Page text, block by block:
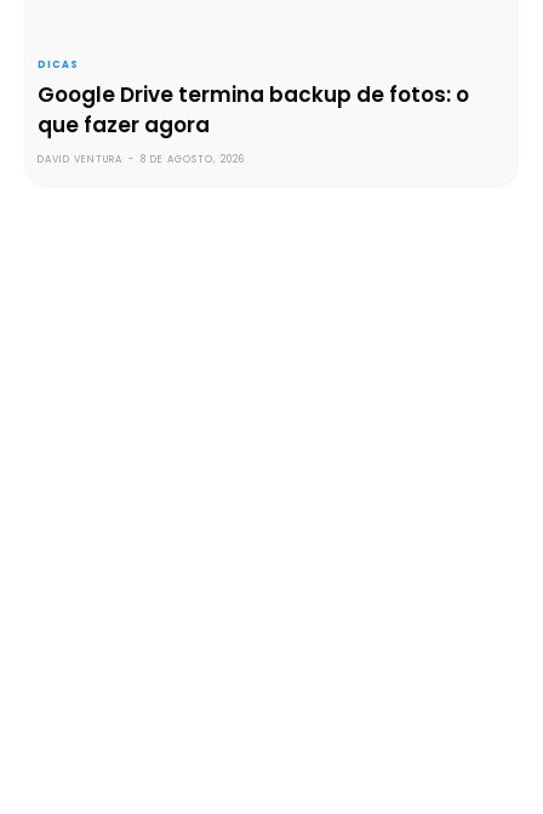
DICAS
Google Drive termina backup de fotos: o
que fazer agora
DAVID VENTURA - 8 DE AGOSTO, 2026